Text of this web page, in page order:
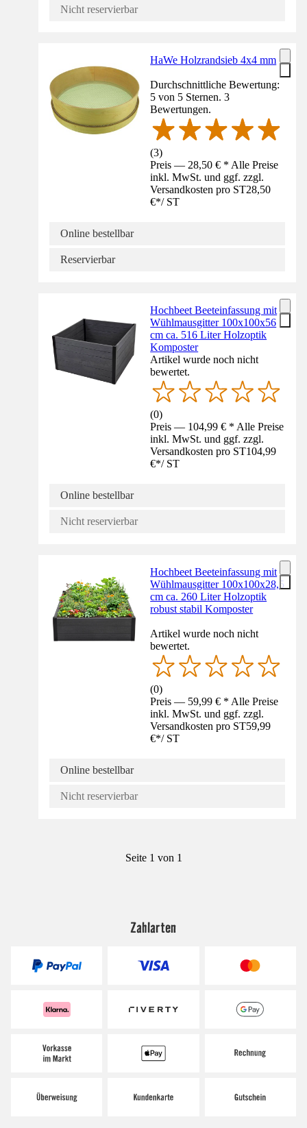
Nicht reservierbar
HaWe Holzrandsieb 4x4 mm
Durchschnittliche Bewertung:
5 von 5 Sternen. 3
Bewertungen.
(3)
Preis — 28,50 € * Alle Preise
inkl. MwSt. und ggf. zzgl.
Versandkosten pro ST28,50
€*/ ST
Online bestellbar
Reservierbar
Hochbeet Beeteinfassung mit
Wühlmausgitter 100x100x56
cm ca. 516 Liter Holzoptik
Komposter
Artikel wurde noch nicht
bewertet.
(0)
Preis — 104,99 € * Alle Preise
inkl. MwSt. und ggf. zzgl.
Versandkosten pro ST104,99
€*/ ST
Online bestellbar
Nicht reservierbar
Hochbeet Beeteinfassung mit
Wühlmausgitter 100x100x28,5
cm ca. 260 Liter Holzoptik
robust stabil Komposter
Artikel wurde noch nicht
bewertet.
(0)
Preis — 59,99 € * Alle Preise
inkl. MwSt. und ggf. zzgl.
Versandkosten pro ST59,99
€*/ ST
Online bestellbar
Nicht reservierbar
Seite 1 von 1
Zahlarten